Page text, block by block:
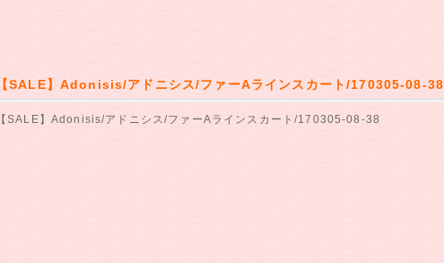
【SALE】Adonisis/アドニシス/ファーAラインスカート/170305-08-38
【SALE】Adonisis/アドニシス/ファーAラインスカート/170305-08-38